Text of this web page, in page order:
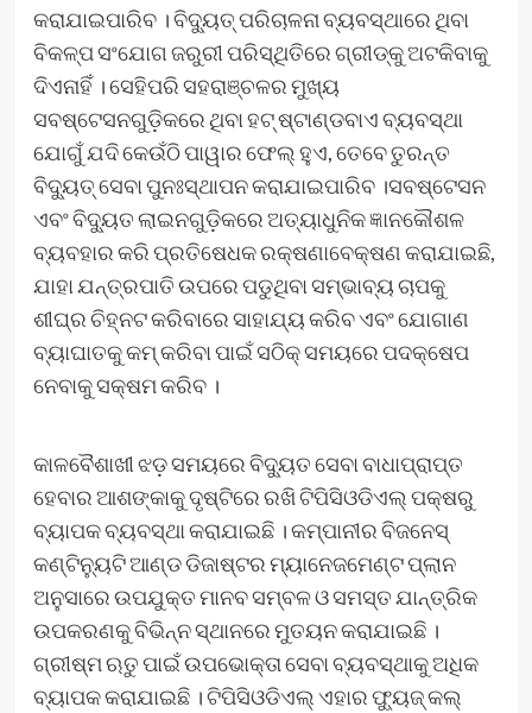
କରାଯାଇପାରିବ । ବିଦ୍ୟୁତ୍ ପରିଚାଳନା ବ୍ୟବସ୍ଥାରେ ଥିବା
ବିକଳ୍ପ ସଂଯୋଗ ଜରୁରୀ ପରିସ୍ଥିତିରେ ଗ୍ରୀଡ୍‌କୁ ଅଟକିବାକୁ
ଦିଏନାହିଁ । ସେହିପରି ସହରାଞ୍ଚଳର ମୁଖ୍ୟ
ସବଷ୍ଟେସନଗୁଡ଼ିକରେ ଥିବା ହଟ୍ ଷ୍ଟାଣ୍ଡବାଏ ବ୍ୟବସ୍ଥା
ଯୋଗୁଁ ଯଦି କେଉଁଠି ପାୱାର ଫେଲ୍ ହୁଏ, ତେବେ ତୁରନ୍ତ
ବିଦ୍ୟୁତ୍ ସେବା ପୁନଃସ୍ଥାପନ କରାଯାଇପାରିବ ।ସବଷ୍ଟେସନ
ଏବଂ ବିଦ୍ୟୁତ ଲାଇନଗୁଡ଼ିକରେ ଅତ୍ୟାଧୁନିକ ଜ୍ଞାନକୌଶଳ
ବ୍ୟବହାର କରି ପ୍ରତିଷେଧକ ରକ୍ଷଣାବେକ୍ଷଣ କରାଯାଇଛି,
ଯାହା ଯନ୍ତ୍ରପାତି ଉପରେ ପଡୁଥିବା ସମ୍ଭାବ୍ୟ ଚାପକୁ
ଶୀଘ୍ର ଚିହ୍ନଟ କରିବାରେ ସାହାଯ୍ୟ କରିବ ଏବଂ ଯୋଗାଣ
ବ୍ୟାଘାତକୁ କମ୍ କରିବା ପାଇଁ ସଠିକ୍ ସମୟରେ ପଦକ୍ଷେପ
ନେବାକୁ ସକ୍ଷମ କରିବ ।
କାଳବୈଶାଖୀ ଝଡ଼ ସମୟରେ ବିଦ୍ୟୁତ ସେବା ବାଧାପ୍ରାପ୍ତ
ହେବାର ଆଶଙ୍କାକୁ ଦୃଷ୍ଟିରେ ରଖି ଟିପିସିଓଡିଏଲ୍ ପକ୍ଷରୁ
ବ୍ୟାପକ ବ୍ୟବସ୍ଥା କରାଯାଇଛି । କମ୍ପାନୀର ବିଜନେସ୍
କଣ୍ଟିନ୍ୟୁଟି ଆଣ୍ଡ ଡିଜାଷ୍ଟର ମ୍ୟାନେଜମେଣ୍ଟ ପ୍ଲାନ
ଅନୁସାରେ ଉପଯୁକ୍ତ ମାନବ ସମ୍ବଳ ଓ ସମସ୍ତ ଯାନ୍ତ୍ରିକ
ଉପକରଣକୁ ବିଭିନ୍ନ ସ୍ଥାନରେ ମୁତୟନ କରାଯାଇଛି ।
ଗ୍ରୀଷ୍ମ ଋତୁ ପାଇଁ ଉପଭୋକ୍ତା ସେବା ବ୍ୟବସ୍ଥାକୁ ଅଧିକ
ବ୍ୟାପକ କରାଯାଇଛି । ଟିପିସିଓଡିଏଲ୍ ଏହାର ଫ୍ୟୁଜ୍ କଲ୍